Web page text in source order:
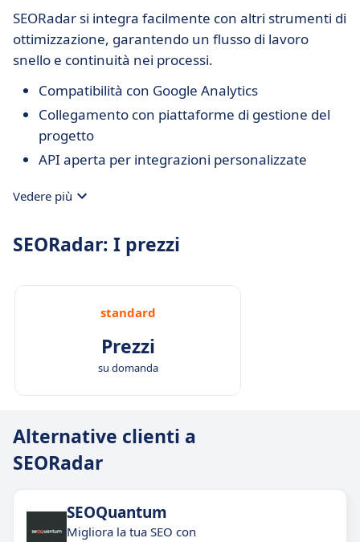
SEORadar si integra facilmente con altri strumenti di
ottimizzazione, garantendo un flusso di lavoro
snello e continuità nei processi.
Compatibilità con Google Analytics
Collegamento con piattaforme di gestione del
progetto
API aperta per integrazioni personalizzate
Vedere più
SEORadar: I prezzi
standard
Prezzi
su domanda
Alternative clienti a
SEORadar
SEOQuantum
Migliora la tua SEO con